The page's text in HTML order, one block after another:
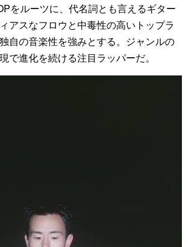
をルーツに、代名詞とも言えるギター
アスなフロウと中毒性の高いトップラ
自の音楽性を強みとする。ジャンルの
で進化を続ける注目ラッパーだ。